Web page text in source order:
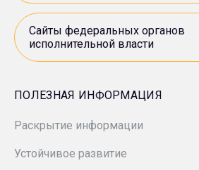
ПОЛЕЗНАЯ ИНФОРМАЦИЯ
Раскрытие информации
Устойчивое развитие
«Арктикморнефтегазразведка»
СП «ANDIJANPETRO»
«ВНИИнефть»
«Гипровостокнефть»
Сайты федеральных органов
исполнительной власти
Росприроднадзор
Ростехнадзор
Минэкономразвития России